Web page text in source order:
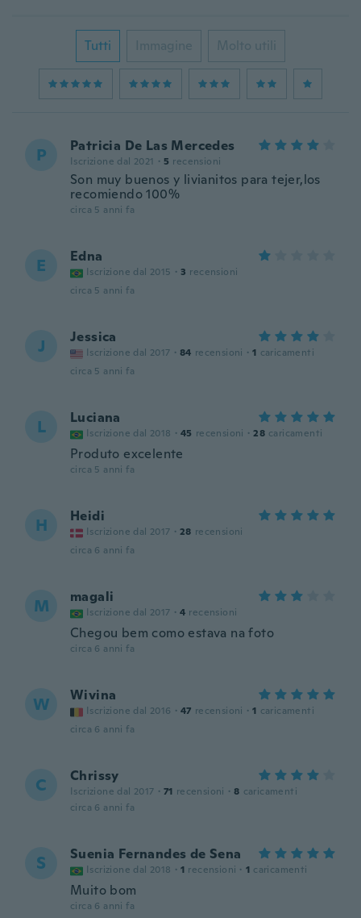
Tutti Immagine Molto utili
P Patricia De Las Mercedes
Iscrizione dal 2021 · 5 recensioni
Son muy buenos y livianitos para tejer,los
recomiendo 100%
circa 5 anni fa
E Edna
Iscrizione dal 2015 · 3 recensioni
circa 5 anni fa
J Jessica
Iscrizione dal 2017 · 84 recensioni · 1 caricamenti
circa 5 anni fa
L Luciana
Iscrizione dal 2018 · 45 recensioni · 28 caricamenti
Produto excelente
circa 5 anni fa
H Heidi
Iscrizione dal 2017 · 28 recensioni
circa 6 anni fa
M magali
Iscrizione dal 2017 · 4 recensioni
Chegou bem como estava na foto
circa 6 anni fa
W Wivina
Iscrizione dal 2016 · 47 recensioni · 1 caricamenti
circa 6 anni fa
C Chrissy
Iscrizione dal 2017 · 71 recensioni · 8 caricamenti
circa 6 anni fa
S Suenia Fernandes de Sena
Iscrizione dal 2018 · 1 recensioni · 1 caricamenti
Muito bom
circa 6 anni fa